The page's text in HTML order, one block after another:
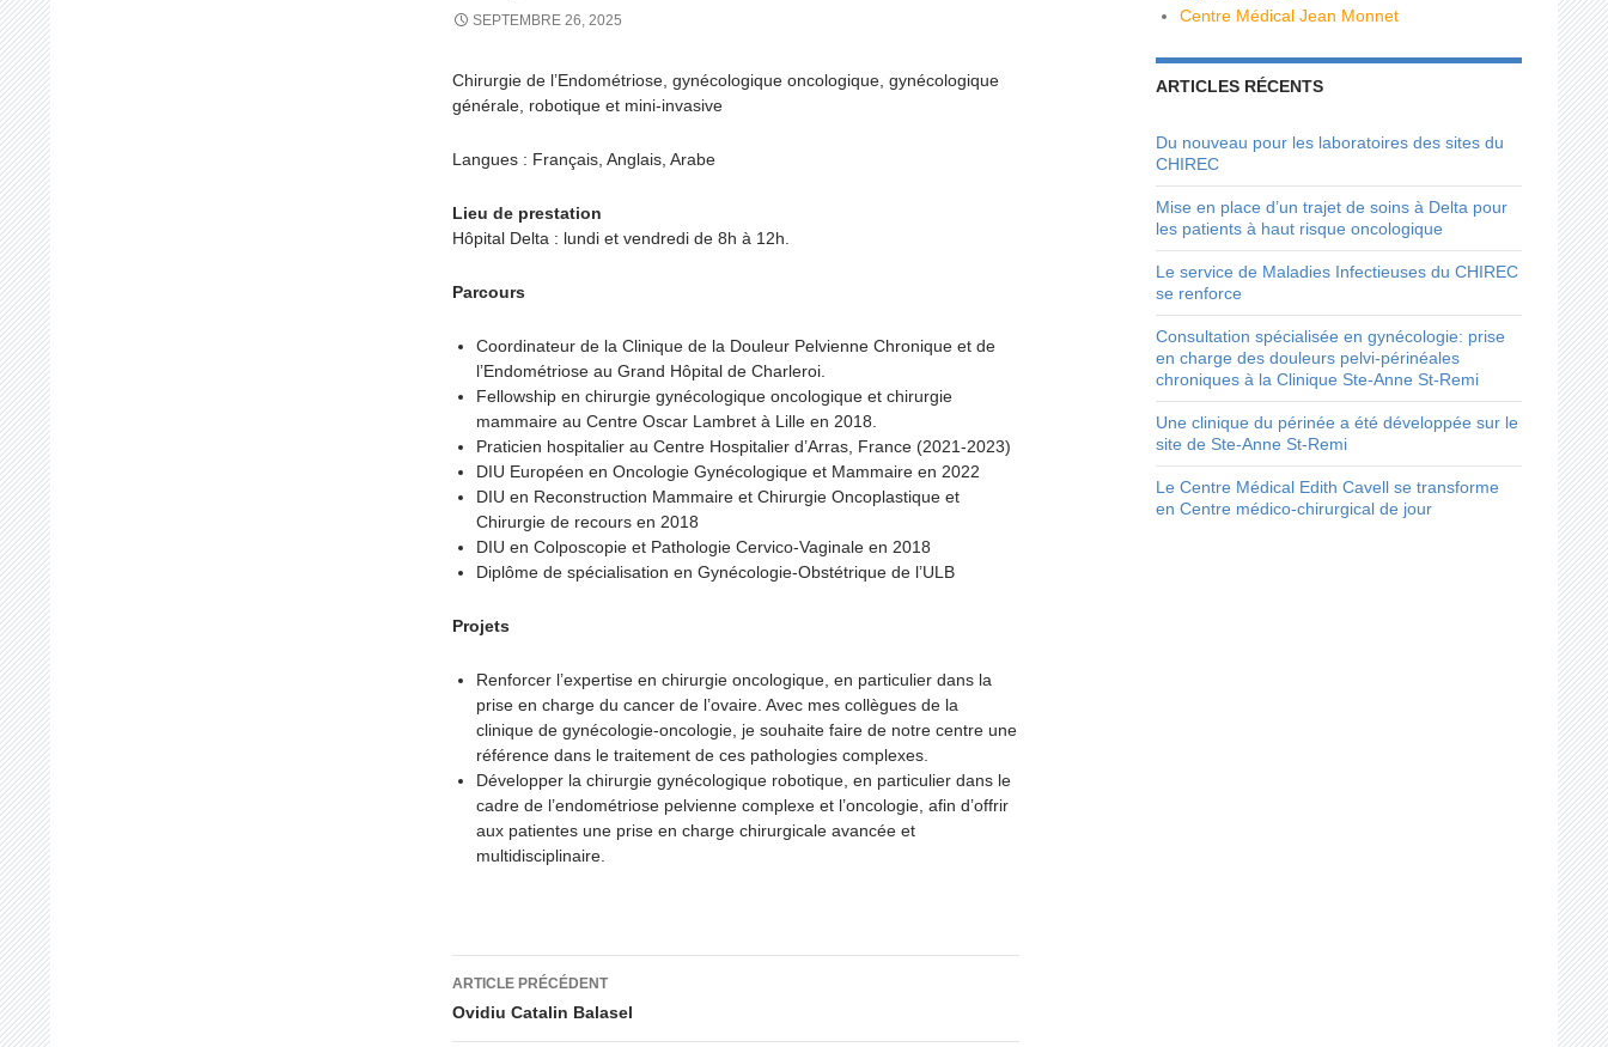
SEPTEMBRE 26, 2025
Chirurgie de l’Endométriose, gynécologique oncologique, gynécologique
générale, robotique et mini-invasive
Langues : Français, Anglais, Arabe
Lieu de prestation
Hôpital Delta : lundi et vendredi de 8h à 12h.
Parcours
Coordinateur de la Clinique de la Douleur Pelvienne Chronique et de
l’Endométriose au Grand Hôpital de Charleroi.
Fellowship en chirurgie gynécologique oncologique et chirurgie
mammaire au Centre Oscar Lambret à Lille en 2018.
Praticien hospitalier au Centre Hospitalier d’Arras, France (2021-2023)
DIU Européen en Oncologie Gynécologique et Mammaire en 2022
DIU en Reconstruction Mammaire et Chirurgie Oncoplastique et
Chirurgie de recours en 2018
DIU en Colposcopie et Pathologie Cervico-Vaginale en 2018
Diplôme de spécialisation en Gynécologie-Obstétrique de l’ULB
Projets
Renforcer l’expertise en chirurgie oncologique, en particulier dans la
prise en charge du cancer de l’ovaire. Avec mes collègues de la
clinique de gynécologie-oncologie, je souhaite faire de notre centre une
référence dans le traitement de ces pathologies complexes.
Développer la chirurgie gynécologique robotique, en particulier dans le
cadre de l’endométriose pelvienne complexe et l’oncologie, afin d’offrir
aux patientes une prise en charge chirurgicale avancée et
multidisciplinaire.
Navigation
des
ARTICLE PRÉCÉDENT
Ovidiu Catalin Balasel
Centre Médical Jean Monnet
ARTICLES RÉCENTS
Du nouveau pour les laboratoires des sites du
CHIREC
Mise en place d’un trajet de soins à Delta pour
les patients à haut risque oncologique
Le service de Maladies Infectieuses du CHIREC
se renforce
Consultation spécialisée en gynécologie: prise
en charge des douleurs pelvi-périnéales
chroniques à la Clinique Ste-Anne St-Remi
Une clinique du périnée a été développée sur le
site de Ste-Anne St-Remi
Le Centre Médical Edith Cavell se transforme
en Centre médico-chirurgical de jour